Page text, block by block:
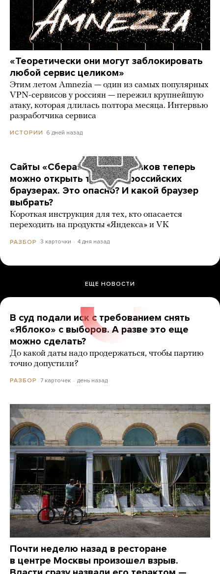
«Теоретически они могут заблокировать
любой сервис целиком»
Этим летом Amnezia — один из самых популярных
VPN-сервисов у россиян — пережил крупнейшую
атаку, которая длилась полтора месяца. Интервью
разработчика сервиса
ИСТОРИИ 6 дней назад
Сайты «Сбера» и других банков теперь
можно открыть только в российских
браузерах. Это опасно? И какой браузер
выбрать?
Короткая инструкция для тех, кто опасается
переходить на продукты «Яндекса» и VK
РАЗБОР 3 карточки 4 дня назад
ЕЩЕ НОВОСТИ
В суд подали иск с требованием снять
«Яблоко» с выборов. А разве это еще
можно сделать?
До какой даты надо продержаться, чтобы партию
точно допустили?
РАЗБОР 7 карточек день назад
Почти неделю назад в ресторане
в центре Москвы произошел взрыв.